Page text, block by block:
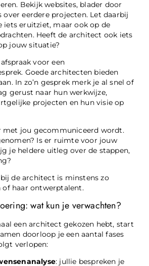
Bekijk websites, blader door
over eerdere projecten. Let daarbij
iets eruitziet, maar ook op de
Heeft de architect ook iets
jouw situatie?
voor een
Goede architecten bieden
In zo’n gesprek merk je al snel of
gerust naar hun werkwijze,
projecten en hun visie op
met jou gecommuniceerd wordt.
Is er ruimte voor jouw
je heldere uitleg over de stappen,
de architect is minstens zo
of haar ontwerptalent.
wat kun je verwachten?
een architect gekozen hebt, start
doorloop je een aantal fases
verlopen:
: jullie bespreken je